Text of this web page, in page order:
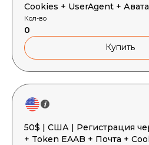
Cookies + UserAgent +
Кол-во
0
Купить
50$ | США | Регистрация
+ Token EAAB + Почта +